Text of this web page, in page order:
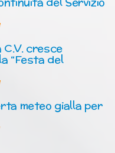
cresce
“Festa del
meteo gialla per